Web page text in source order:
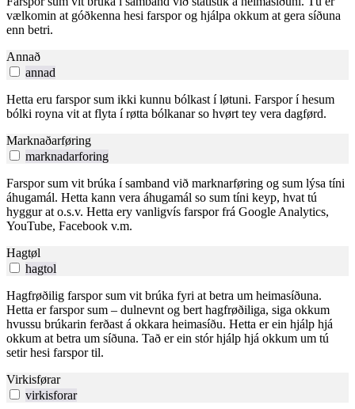
vælkomin at góðkenna hesi farspor og hjálpa okkum at gera síðuna
enn betri.
Annað
annad
Hetta eru farspor sum ikki kunnu bólkast í løtuni. Farspor í hesum
bólki royna vit at flyta í røtta bólkanar so hvørt tey vera dagførd.
Marknaðarføring
marknadarforing
Farspor sum vit brúka í samband við marknarføring og sum lýsa tíni
áhugamál. Hetta kann vera áhugamál so sum tíni keyp, hvat tú
hyggur at o.s.v. Hetta ery vanligvís farspor frá Google Analytics,
YouTube, Facebook v.m.
Hagtøl
hagtol
Hagfrøðilig farspor sum vit brúka fyri at betra um heimasíðuna.
Hetta er farspor sum – dulnevnt og bert hagfrøðiliga, siga okkum
hvussu brúkarin ferðast á okkara heimasíðu. Hetta er ein hjálp hjá
okkum at betra um síðuna. Tað er ein stór hjálp hjá okkum um tú
setir hesi farspor til.
Virkisførar
virkisforar